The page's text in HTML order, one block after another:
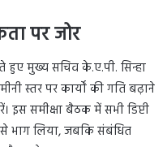
पर जोर
हुए मुख्य सचिव के.ए.पी. सिन्हा
स्तर पर कार्यों की गति बढ़ाने
इस समीक्षा बैठक में सभी डिप्टी
से भाग लिया, जबकि संबंधित